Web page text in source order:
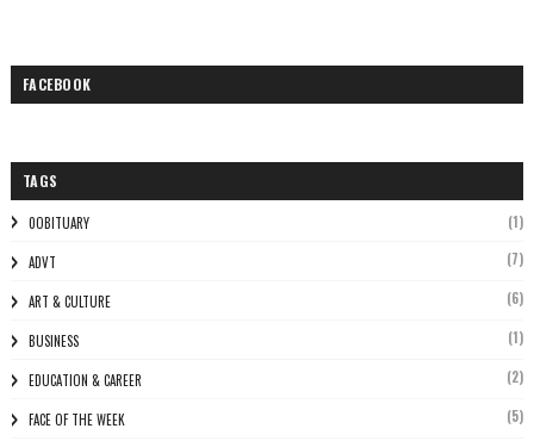
FACEBOOK
TAGS
0OBITUARY (1)
ADVT (7)
ART & CULTURE (6)
BUSINESS (1)
EDUCATION & CAREER (2)
FACE OF THE WEEK (5)